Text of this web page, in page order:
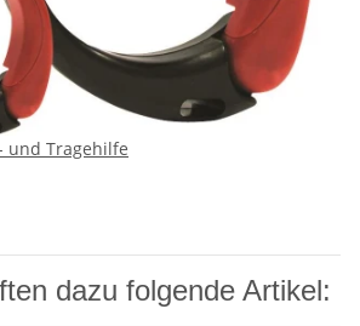
und Tragehilfe
dazu folgende Artikel: